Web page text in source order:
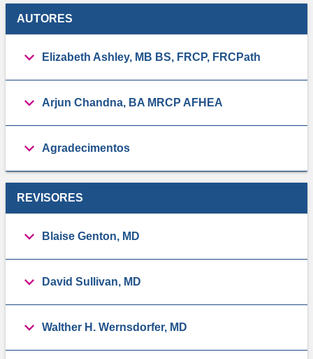
AUTORES
Elizabeth Ashley, MB BS, FRCP, FRCPath
Arjun Chandna, BA MRCP AFHEA
Agradecimentos
REVISORES
Blaise Genton, MD
David Sullivan, MD
Walther H. Wernsdorfer, MD